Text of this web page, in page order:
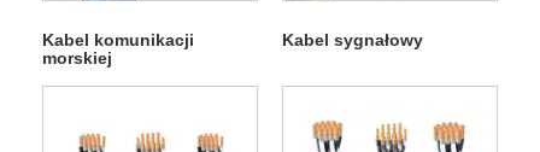
Kabel komunikacji
morskiej
Kabel sygnałowy